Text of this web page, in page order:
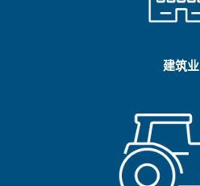
建筑业